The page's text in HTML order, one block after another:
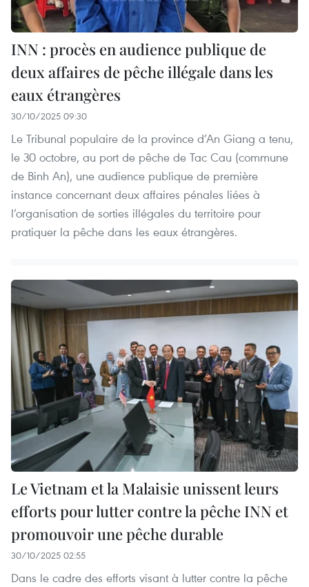
INN : procès en audience publique de
deux affaires de pêche illégale dans les
eaux étrangères
30/10/2025 09:30
Le Tribunal populaire de la province d’An Giang a tenu,
le 30 octobre, au port de pêche de Tac Cau (commune
de Binh An), une audience publique de première
instance concernant deux affaires pénales liées à
l’organisation de sorties illégales du territoire pour
pratiquer la pêche dans les eaux étrangères.
Le Vietnam et la Malaisie unissent leurs
efforts pour lutter contre la pêche INN et
promouvoir une pêche durable
30/10/2025 02:55
Dans le cadre des efforts visant à lutter contre la pêche